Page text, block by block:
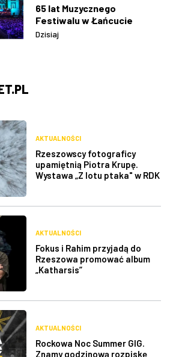
65 lat Muzycznego
Festiwalu w Łańcucie
Dzisiaj
AKTUALNOŚCI
Rzeszowscy fotograficy
upamiętnią Piotra Krupę.
Wystawa „Z lotu ptaka" w RDK
AKTUALNOŚCI
Fokus i Rahim przyjadą do
Rzeszowa promować album
„Katharsis”
AKTUALNOŚCI
Rockowa Noc Summer GIG.
Znamy godzinową rozpiskę